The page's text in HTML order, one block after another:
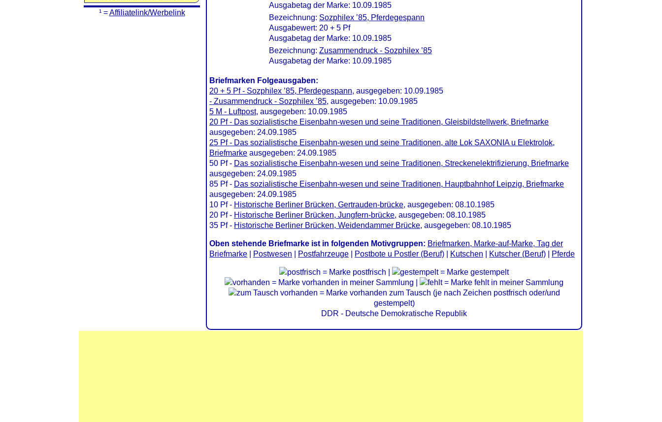
Ausgabetag der Marke: 10.09.1985
Bezeichnung: Sozphilex ’85, Pferdegespann
Ausgabewert: 20 + 5 Pf
Ausgabetag der Marke: 10.09.1985
Bezeichnung: Zusammendruck - Sozphilex ’85
Ausgabetag der Marke: 10.09.1985
Briefmarken Folgeausgaben:
20 + 5 Pf - Sozphilex ’85, Pferdegespann, ausgegeben: 10.09.1985
- Zusammendruck - Sozphilex ’85, ausgegeben: 10.09.1985
5 M - Luftpost, ausgegeben: 10.09.1985
20 Pf - Das sozialistische Eisenbahn-wesen und seine Traditionen, Gleisbildstellwerk, Briefmarke
ausgegeben: 24.09.1985
25 Pf - Das sozialistische Eisenbahn-wesen und seine Traditionen, alte Lok SAXONIA u Elektrolok,
Briefmarke ausgegeben: 24.09.1985
50 Pf - Das sozialistische Eisenbahn-wesen und seine Traditionen, Streckenelektrifizierung, Briefmarke
ausgegeben: 24.09.1985
85 Pf - Das sozialistische Eisenbahn-wesen und seine Traditionen, Hauptbahnhof Leipzig, Briefmarke
ausgegeben: 24.09.1985
10 Pf - Historische Berliner Brücken, Gertrauden-brücke, ausgegeben: 08.10.1985
20 Pf - Historische Berliner Brücken, Jungfern-brücke, ausgegeben: 08.10.1985
35 Pf - Historische Berliner Brücken, Weidendammer Brücke, ausgegeben: 08.10.1985
Oben stehende Briefmarke ist in folgenden Motivgruppen: Briefmarken, Marke-auf-Marke, Tag der
Briefmarke
Postwesen Postfahrzeuge Postbote u Postler (Beruf) Kutschen Kutscher (Beruf) Pferde
= Marke postfrisch |
= Marke gestempelt
= Marke vorhanden in meiner Sammlung |
= Marke fehlt in meiner Sammlung
= Marke vorhanden zum Tausch (je nach Zeichen postfrisch oder/und
gestempelt)
DDR - Deutsche Demokratische Republik
¹ =Affiliatelink/Werbelink